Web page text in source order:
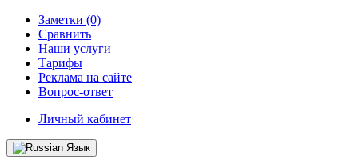
Заметки (0)
Сравнить
Наши услуги
Тарифы
Реклама на сайте
Вопрос-ответ
Личный кабинет
Язык